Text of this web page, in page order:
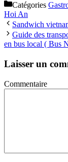
Catégories
Hoi An
Sandwich
Guide des
en bus local ( Bus
Laisser un
Commentaire